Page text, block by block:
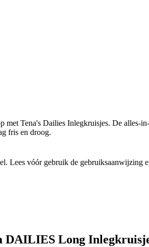
Tena's Dailies Inlegkruisjes. De alles-
fris en droog.
Lees vóór gebruik de gebruiksaanwijzing
DAILIES Long